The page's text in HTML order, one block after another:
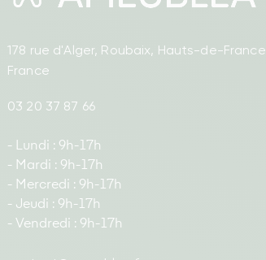
178 rue d'Alger, Roubaix, Hauts-de-France
France
03 20 37 87 66
- Lundi : 9h-17h
- Mardi : 9h-17h
- Mercredi : 9h-17h
- Jeudi : 9h-17h
- Vendredi : 9h-17h